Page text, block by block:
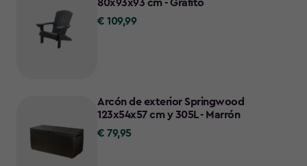
80x93x93 cm - Grafito
€
€ 109,99
Arcón de exterior Springwood
123x54x57 cm y 305L - Marrón
€
€ 79,95